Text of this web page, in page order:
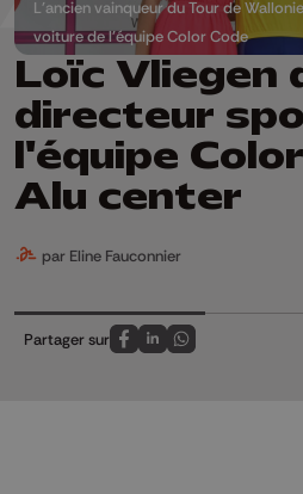
Loïc Vliegen
directeur
l'équipe
Alu center
par Eline Fauconnier
Partager sur
Partagez sur FaceBook
Partagez sur LinkedIn
Partagez sur
L'ancien vainqueur du Tour de
voiture de l'équipe Color Code